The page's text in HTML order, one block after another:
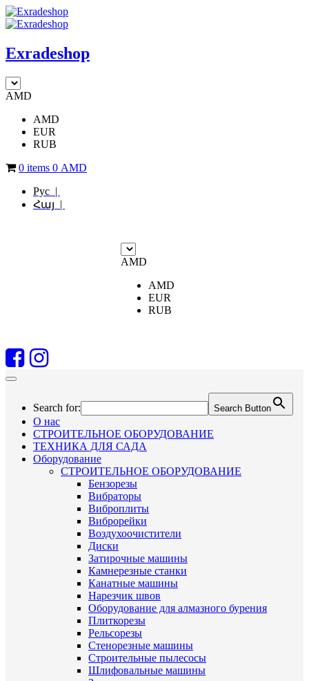
Exradeshop
AMD
AMD
EUR
RUB
0 items 0 AMD
Рус |
Հայ |
AMD
AMD
EUR
RUB
Search for: Search Button
О нас
СТРОИТЕЛЬНОЕ ОБОРУДОВАНИЕ
ТЕХНИКА ДЛЯ САДА
Оборудование
СТРОИТЕЛЬНОЕ ОБОРУДОВАНИЕ
Бензорезы
Вибраторы
Виброплиты
Виброрейки
Воздухоочистители
Диски
Затирочные машины
Камнерезные станки
Канатные машины
Нарезчик швов
Оборудование для алмазного бурения
Плиткорезы
Рельсорезы
Стенорезные машины
Строительные пылесосы
Шлифовальные машины